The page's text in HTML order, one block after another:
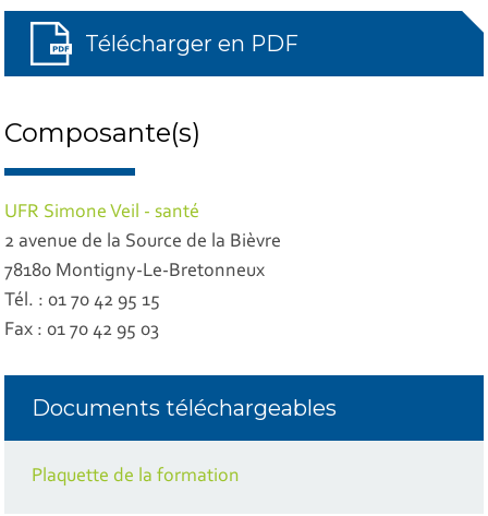
Télécharger en PDF
Composante(s)
UFR Simone Veil - santé
2 avenue de la Source de la Bièvre
78180 Montigny-Le-Bretonneux
Tél. : 01 70 42 95 15
Fax : 01 70 42 95 03
Documents téléchargeables
Plaquette de la formation